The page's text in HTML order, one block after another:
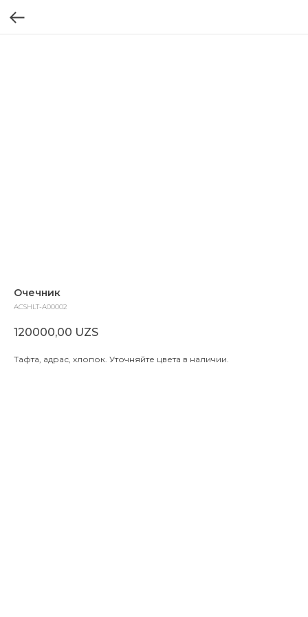
Очечник
ACSHLT-A00002
120000,00 UZS
Тафта, адрас, хлопок. Уточняйте цвета в наличии.